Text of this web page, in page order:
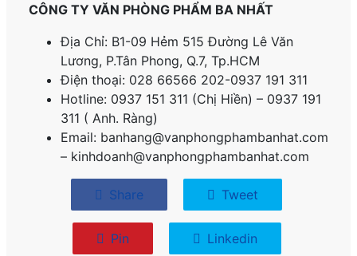
CÔNG TY VĂN PHÒNG PHẨM BA NHẤT
Địa Chỉ: B1-09 Hẻm 515 Đường Lê Văn
Lương, P.Tân Phong, Q.7, Tp.HCM
Điện thoại: 028 66566 202-0937 191 311
Hotline: 0937 151 311 (Chị Hiền) – 0937 191
311 ( Anh. Ràng)
Email: banhang@vanphongphambanhat.com
– kinhdoanh@vanphongphambanhat.com
Share Tweet
Pin Linkedin